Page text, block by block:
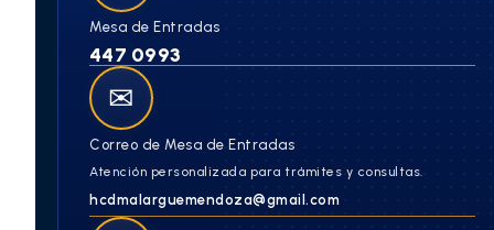
Mesa de Entradas
447 0993
✉
Correo de Mesa de Entradas
Atención personalizada para trámites y consultas.
hcdmalarguemendoza@gmail.com